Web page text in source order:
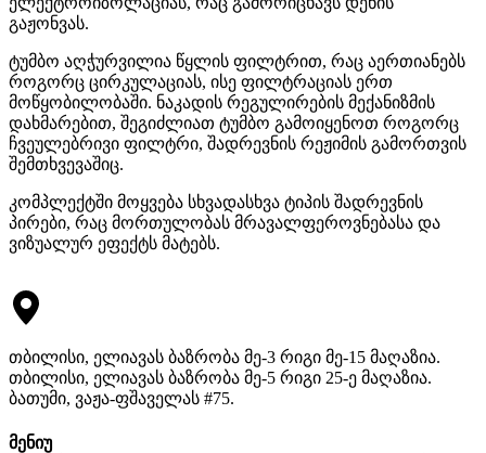
გაჟონვას.
ტუმბო აღჭურვილია წყლის ფილტრით, რაც აერთიანებს
როგორც ცირკულაციას, ისე ფილტრაციას ერთ
მოწყობილობაში. ნაკადის რეგულირების მექანიზმის
დახმარებით, შეგიძლიათ ტუმბო გამოიყენოთ როგორც
ჩვეულებრივი ფილტრი, შადრევნის რეჟიმის გამორთვის
შემთხვევაშიც.
კომპლექტში მოყვება სხვადასხვა ტიპის შადრევნის
პირები, რაც მორთულობას მრავალფეროვნებასა და
ვიზუალურ ეფექტს მატებს.
თბილისი, ელიავას ბაზრობა მე-3 რიგი მე-15 მაღაზია.
თბილისი, ელიავას ბაზრობა მე-5 რიგი 25-ე მაღაზია.
ბათუმი, ვაჟა-ფშაველას #75.
მენიუ